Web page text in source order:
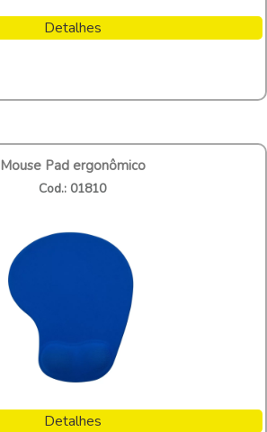
Detalhes
Mouse Pad ergonômico
Cod.: 01810
Detalhes